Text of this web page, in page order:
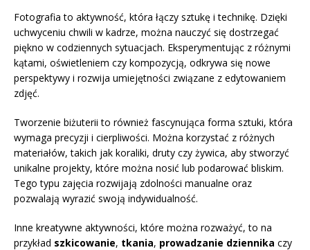
Fotografia to aktywność, która łączy sztukę i technikę. Dzięki
uchwyceniu chwili w kadrze, można nauczyć się dostrzegać
piękno w codziennych sytuacjach. Eksperymentując z różnymi
kątami, oświetleniem czy kompozycją, odkrywa się nowe
perspektywy i rozwija umiejętności związane z edytowaniem
zdjęć.
Tworzenie biżuterii to również fascynująca forma sztuki, która
wymaga precyzji i cierpliwości. Można korzystać z różnych
materiałów, takich jak koraliki, druty czy żywica, aby stworzyć
unikalne projekty, które można nosić lub podarować bliskim.
Tego typu zajęcia rozwijają zdolności manualne oraz
pozwalają wyrazić swoją indywidualność.
Inne kreatywne aktywności, które można rozważyć, to na
przykład szkicowanie, tkania, prowadzanie dziennika czy